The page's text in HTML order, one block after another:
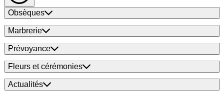
Obsèques
Marbrerie
Prévoyance
Fleurs et cérémonies
Actualités